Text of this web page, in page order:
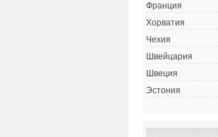
Франция
Хорватия
Чехия
Швейцария
Швеция
Эстония